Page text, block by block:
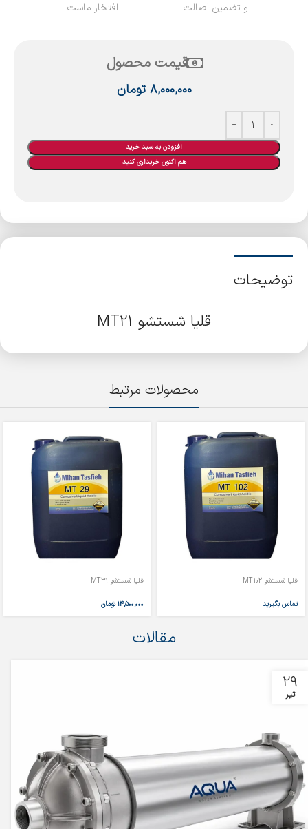
و تضمین اصالت افتخار ماست
قیمت محصول
۸,۰۰۰,۰۰۰ تومان
افزودن به سبد خرید
هم اکنون خریداری کنید
توضیحات
قلیا شستشو MT21
محصولات مرتبط
قلیا شستشو MT102
تماس بگیرید
قلیا شستشو MT29
۱۴,۵۰۰,۰۰۰ تومان
مقالات
29
تیر